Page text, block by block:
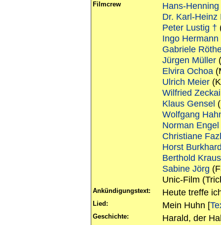
Filmcrew
Hans-
Dr. Karl-Heinz
Peter Lustig †
Ingo Hermann
Gabriele
Jürgen Müller
Elvira Ochoa
Ulrich Meier
Wilfried Zeckai
Klaus Gensel
Wolfgang
Norman Engel
Christiane
Horst
Berthold Kraus
Sabine Jörg
Unic-Film
Ankündigungstext: Heute treffe
Lied: Mein Huhn [
Geschichte: Harald, der